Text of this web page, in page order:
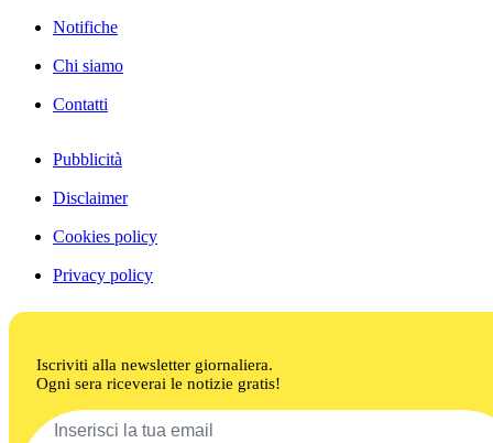
Notifiche
Chi siamo
Contatti
Pubblicità
Disclaimer
Cookies policy
Privacy policy
Iscriviti alla newsletter giornaliera.
Ogni sera riceverai le notizie gratis!